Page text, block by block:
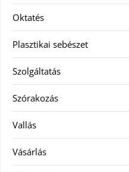
Oktatés
Plasztikai sebészet
Szolgáltatás
Szórakozás
Vallás
Vásárlás